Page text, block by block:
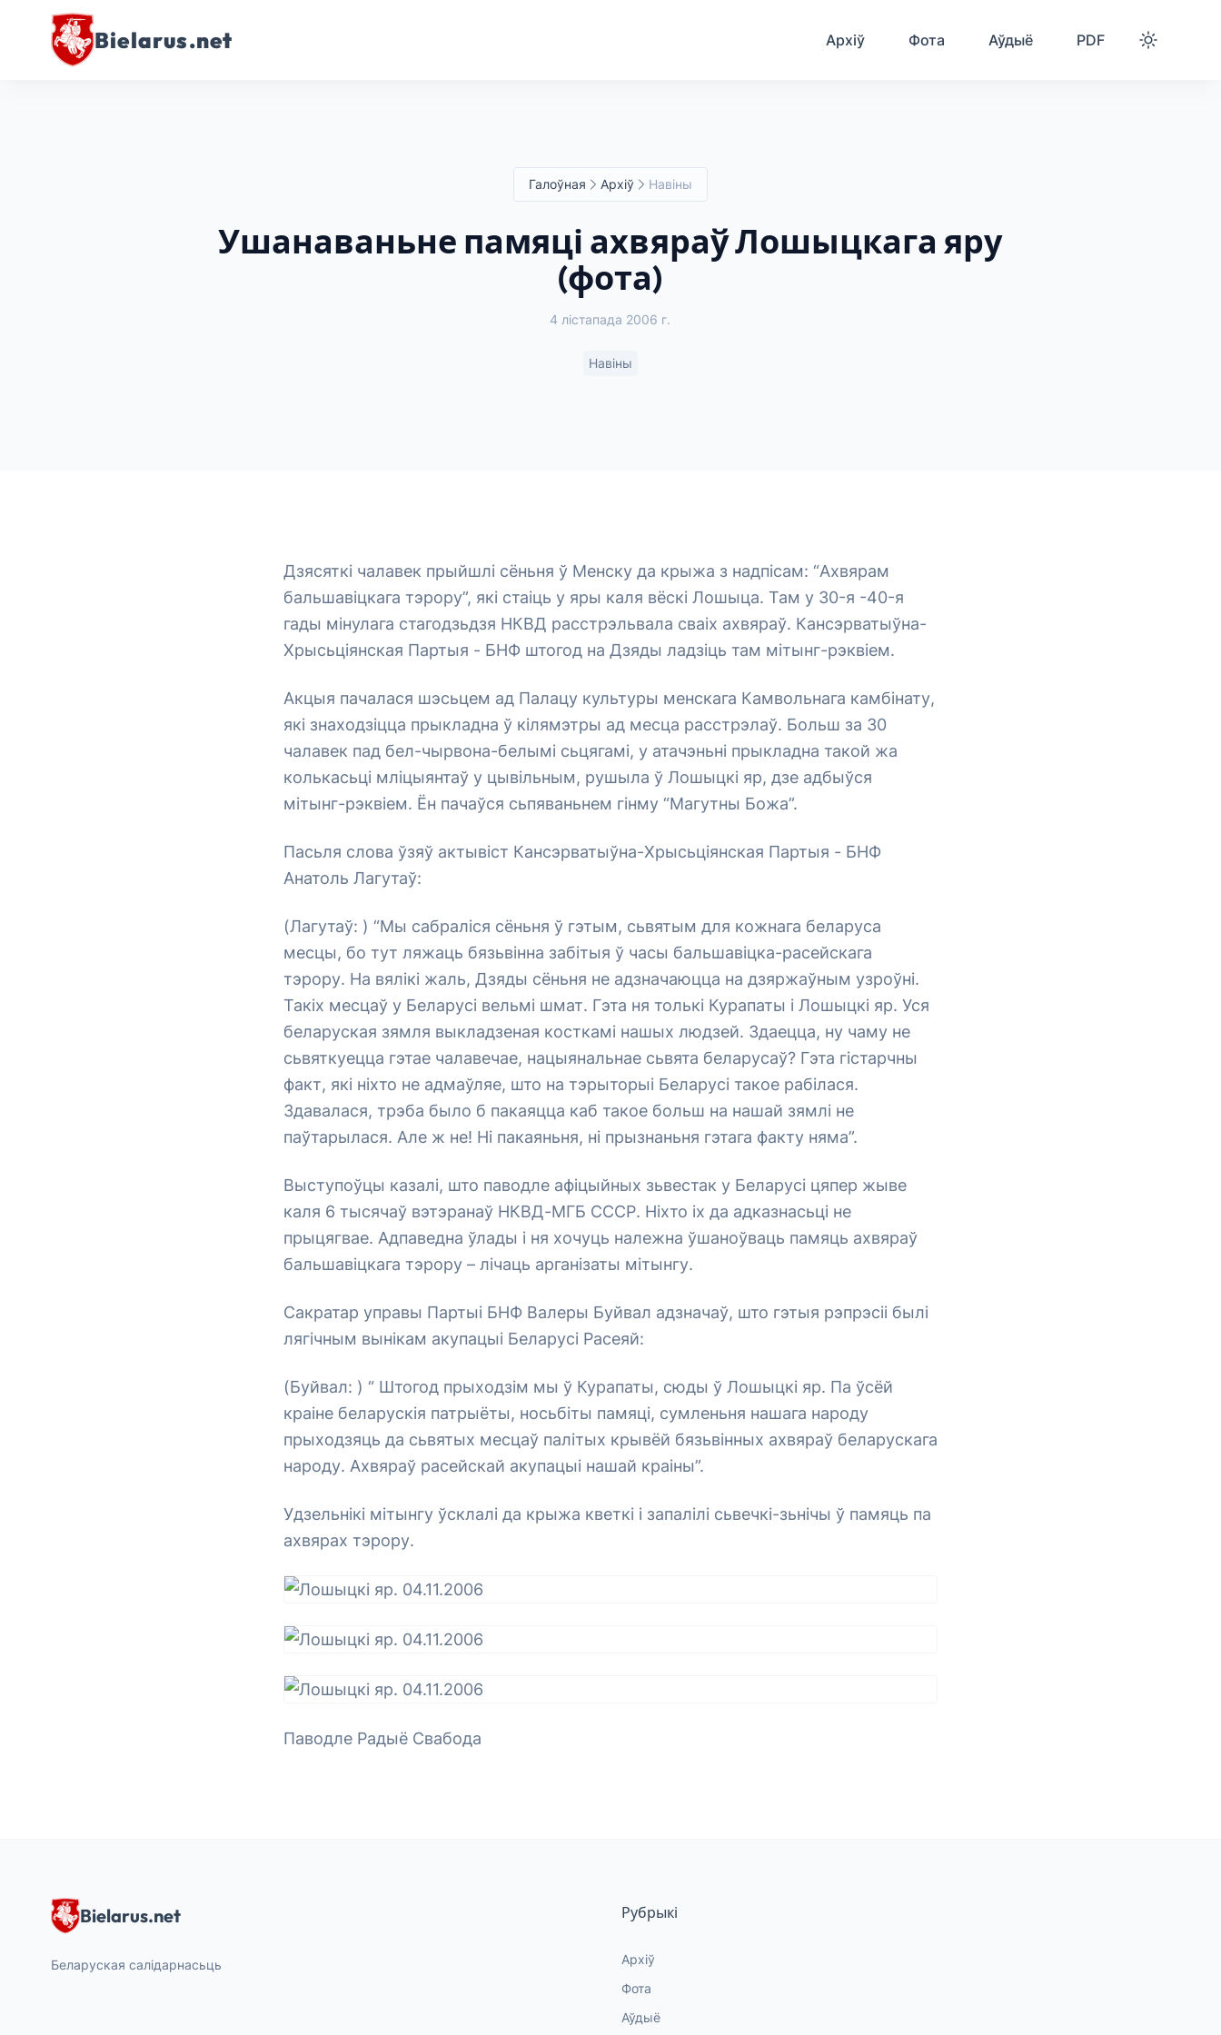
Bielarus.net Архіў Фота Аўдыё PDF
Галоўная Архіў Навіны
Ушанаваньне памяці ахвяраў Лошыцкага яру
(фота)
4 лістапада 2006 г.
Навіны
Дзясяткі чалавек прыйшлі сёньня ў Менску да крыжа з надпісам: “Ахвярам
бальшавіцкага тэрору”, які стаіць у яры каля вёскі Лошыца. Там у 30-я -40-я
гады мінулага стагодзьдзя НКВД расстрэльвала сваіх ахвяраў. Кансэрватыўна-
Хрысьціянская Партыя - БНФ штогод на Дзяды ладзіць там мітынг-рэквіем.
Акцыя пачалася шэсьцем ад Палацу культуры менскага Камвольнага камбінату,
які знаходзіцца прыкладна ў кілямэтры ад месца расcтрэлаў. Больш за 30
чалавек пад бел-чырвона-белымі сьцягамі, у атачэньні прыкладна такой жа
колькасьці мліцыянтаў у цывільным, рушыла ў Лошыцкі яр, дзе адбыўся
мітынг-рэквіем. Ён пачаўся сьпяваньнем гінму “Магутны Божа”.
Пасьля слова ўзяў актывіст Кансэрватыўна-Хрысьціянская Партыя - БНФ
Анатоль Лагутаў:
(Лагутаў: ) “Мы сабраліся сёньня ў гэтым, сьвятым для кожнага беларуса
месцы, бо тут ляжаць бязьвінна забітыя ў часы бальшавіцка-расейскага
тэрору. На вялікі жаль, Дзяды сёньня не адзначаюцца на дзяржаўным узроўні.
Такіх месцаў у Беларусі вельмі шмат. Гэта ня толькі Курапаты і Лошыцкі яр. Уся
беларуская зямля выкладзеная косткамі нашых людзей. Здаецца, ну чаму не
сьвяткуецца гэтае чалавечае, нацыянальнае сьвята беларусаў? Гэта гістарчны
факт, які ніхто не адмаўляе, што на тэрыторыі Беларусі такое рабілася.
Здавалася, трэба было б пакаяцца каб такое больш на нашай зямлі не
паўтарылася. Але ж не! Ні пакаяньня, ні прызнаньня гэтага факту няма”.
Выступоўцы казалі, што паводле афіцыйных зьвестак у Беларусі цяпер жыве
каля 6 тысячаў вэтэранаў НКВД-МГБ СССР. Ніхто іх да адказнасьці не
прыцягвае. Адпаведна ўлады і ня хочуць належна ўшаноўваць памяць ахвяраў
бальшавіцкага тэрору – лічаць арганізаты мітынгу.
Сакратар управы Партыі БНФ Валеры Буйвал адзначаў, што гэтыя рэпрэсіі былі
лягічным вынікам акупацыі Беларусі Расеяй:
(Буйвал: ) “ Штогод прыходзім мы ў Курапаты, сюды ў Лошыцкі яр. Па ўсёй
краіне беларускія патрыёты, носьбіты памяці, сумленьня нашага народу
прыходзяць да сьвятых месцаў палітых крывёй бязьвінных ахвяраў беларускага
народу. Ахвяраў расейскай акупацыі нашай краіны”.
Удзельнікі мітынгу ўсклалі да крыжа кветкі і запалілі сьвечкі-зьнічы ў памяць па
ахвярах тэрору.
Паводле Радыё Свабода
Bielarus.net
Беларуская салідарнасьць
Рубрыкі
Архіў
Фота
Аўдыё